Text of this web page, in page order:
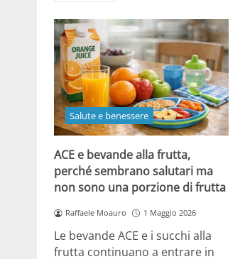
Salute e benessere
ACE e bevande alla frutta,
perché sembrano salutari ma
non sono una porzione di frutta
Raffaele Moauro 1 Maggio 2026
Le bevande ACE e i succhi alla
frutta continuano a entrare in